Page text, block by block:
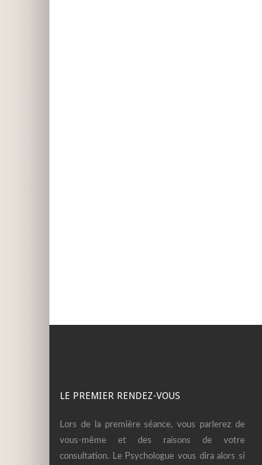
LE PREMIER RENDEZ-VOUS
Lors de la première séance, vous parlerez de
vous-même et des raisons de votre
consultation. Le Psychologue vous dira alors si